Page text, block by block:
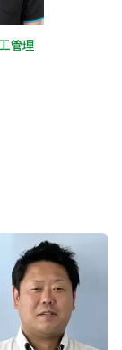
管理